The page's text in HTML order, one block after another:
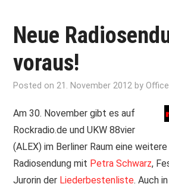
FESTIVAL
NEWS
AUSSTELLUNGEN
ARCHIV
Neue
voraus!
Posted on21. November 2012 byOffice
Am 30. November gibt es auf
Rockradio.de und UKW 88vier
(ALEX) im Berliner Raum eine
Radiosendung mit Petra Schwarz,
Jurorin der Liederbestenliste. Auch